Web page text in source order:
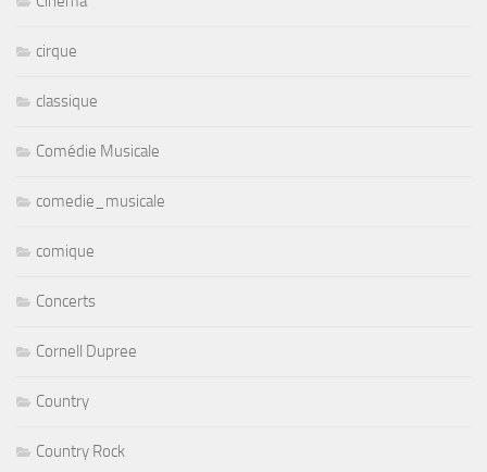
cirque
classique
Comédie Musicale
comedie_musicale
comique
Concerts
Cornell Dupree
Country
Country Rock